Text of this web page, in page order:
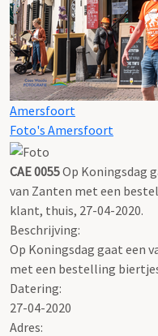
Amersfoort
Foto's Amersfoort
CAE 0055Op Koningsdag
van Zanten met een
klant, thuis, 27-04-2020.
Beschrijving:
Op Koningsdag gaat een
met een bestelling
Datering:
27-04-2020
Adres: